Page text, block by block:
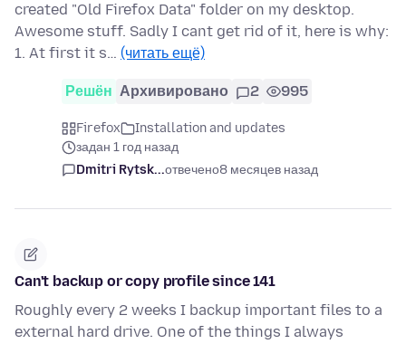
created "Old Firefox Data" folder on my desktop.
Awesome stuff. Sadly I cant get rid of it, here is why:
1. At first it s… (читать ещё)
Решён Архивировано 2 995
Firefox
Installation and updates
задан 1 год назад
Dmitri Rytsk...отвечено8 месяцев назад
Can't backup or copy profile since 141
Roughly every 2 weeks I backup important files to a
external hard drive. One of the things I always